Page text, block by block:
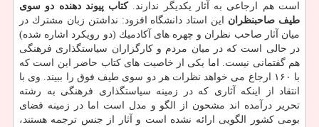
است هم ارجاعی به آثار یكدیگر ندارند.كتاب پیوند دهنده دو سوی
طیف صاحبنظران این استاد دانشگاه افزود: نداشتن زبان مشترك در
میان آثار صاحب نظران و چهره های آكادمیك (دو رویكرد اشاره شده)
در حالی است كه در میان مردم و كارگزاران سیاستگذاری فرهنگی
هم گفتمانی نیست. اما یكی از خاصیت های كتاب حاضر این است كه
با ۱۶۰ ارجاع می خواهد نظرات هر دو سوی طیف فوق را ببیند. وی با
انتقاد از اینكه آثاری كه در زمینه سیاستگذاری فرهنگی به رشته
تحریر درآمده اند مشحون از الگو و مدل است اما در زمینه فضای
بومی كشور الگویی ارائه نشده است و آثار از جنس ترجمه هستند،